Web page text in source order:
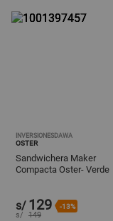
INVERSIONESDAWA
OSTER
Sandwichera Maker
Compacta Oster- Verde
s/ 129 -13%
s/ 149